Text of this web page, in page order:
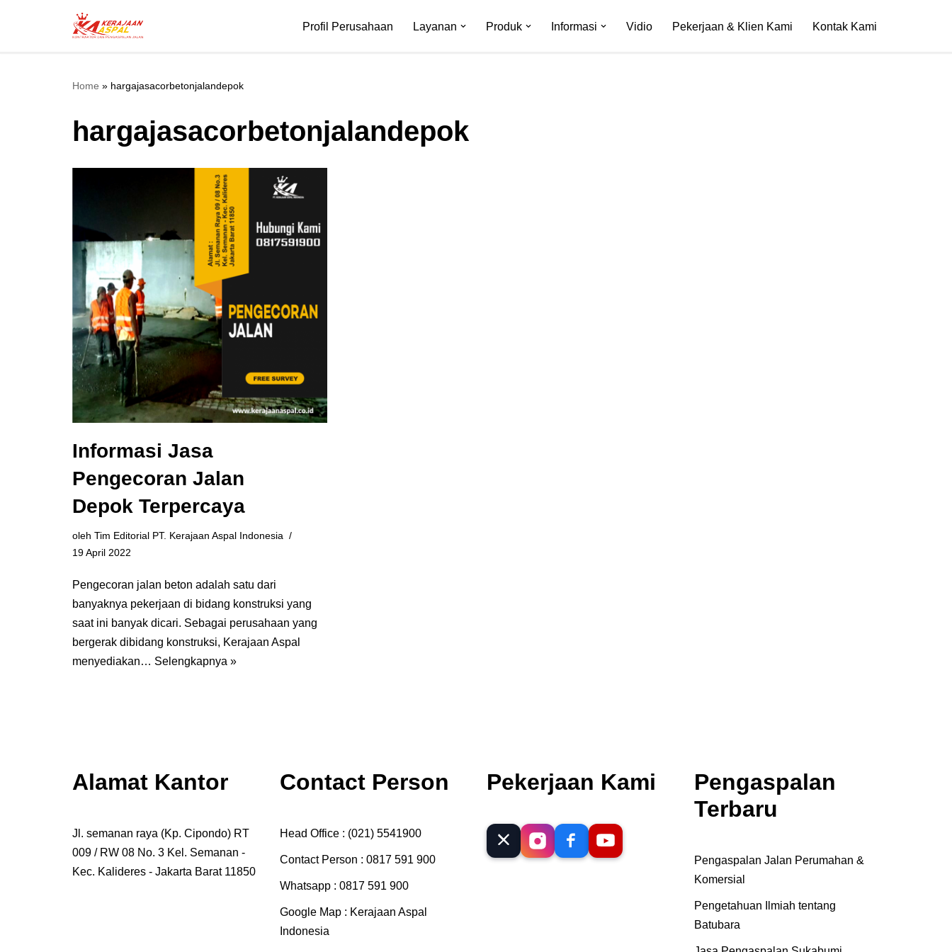
Profil Perusahaan Layanan Produk Informasi Vidio Pekerjaan & Klien Kami Kontak Kami
Home » hargajasacorbetonjalandepok
hargajasacorbetonjalandepok
Informasi Jasa
Pengecoran Jalan
Depok Terpercaya
oleh Tim Editorial PT. Kerajaan Aspal Indonesia
19 April 2022
Pengecoran jalan beton adalah satu dari
banyaknya pekerjaan di bidang konstruksi yang
saat ini banyak dicari. Sebagai perusahaan yang
bergerak dibidang konstruksi, Kerajaan Aspal
menyediakan… Selengkapnya »
Alamat Kantor
Jl. semanan raya (Kp. Cipondo) RT
009 / RW 08 No. 3 Kel. Semanan -
Kec. Kalideres - Jakarta Barat 11850
Contact Person
Head Office : (021) 5541900
Contact Person : 0817 591 900
Whatsapp : 0817 591 900
Google Map : Kerajaan Aspal
Indonesia
Pekerjaan Kami
Pengaspalan
Terbaru
Pengaspalan Jalan Perumahan &
Komersial
Pengetahuan Ilmiah tentang
Batubara